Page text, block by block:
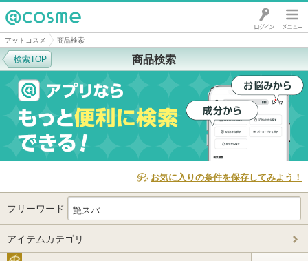
@cosme
アットコスメ 商品検索
商品検索
検索TOP
お気に入りの条件を保存してみよう！
フリーワード
アイテムカテゴリ